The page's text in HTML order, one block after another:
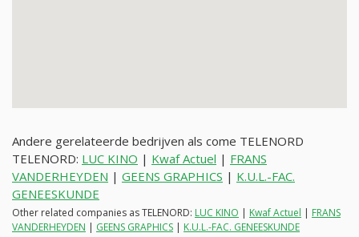
Andere gerelateerde bedrijven als come TELENORD
TELENORD: LUC KINO | Kwaf Actuel | FRANS
VANDERHEYDEN | GEENS GRAPHICS | K.U.L.-FAC.
GENEESKUNDE
Other related companies as TELENORD: LUC KINO | Kwaf Actuel | FRANS
VANDERHEYDEN | GEENS GRAPHICS | K.U.L.-FAC. GENEESKUNDE